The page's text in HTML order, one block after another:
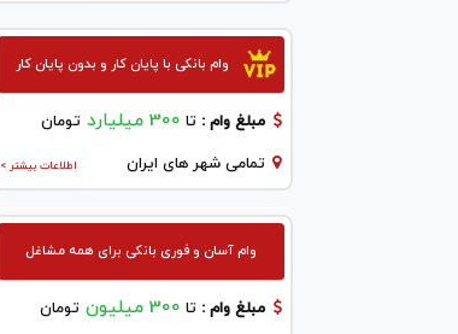
وام بانکی با پایان کار و بدون پایان کار
مبلغ وام : تا 300 میلیارد تومان
اطلاعات بیشتر > تمامی شهر های ایران
وام آسان و فوری بانکی برای همه مشاغل
مبلغ وام : تا 300 میلیون تومان